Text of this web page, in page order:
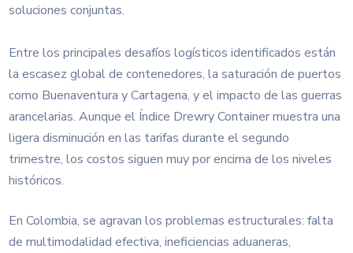
soluciones conjuntas.
Entre los principales desafíos logísticos identificados están
la escasez global de contenedores, la saturación de puertos
como Buenaventura y Cartagena, y el impacto de las guerras
arancelarias. Aunque el Índice Drewry Container muestra una
ligera disminución en las tarifas durante el segundo
trimestre, los costos siguen muy por encima de los niveles
históricos.
En Colombia, se agravan los problemas estructurales: falta
de multimodalidad efectiva, ineficiencias aduaneras,